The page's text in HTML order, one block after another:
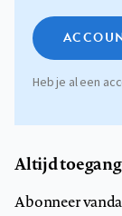
Heb je al een
Altijd
Abonneer